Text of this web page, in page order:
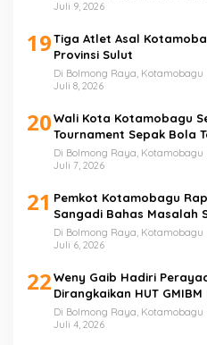
Juli 9, 2026
19Tiga Atlet Asal
Provinsi Sulut
Di Bolmong Raya, Kotamobagu
Juli 8, 2026
20Wali Kota Kotamobagu
Tournament Sepak Bola
Di Bolmong Raya, Kotamobagu
Juli 7, 2026
21 Pemkot Kotamobagu
Sangadi Bahas Masalah
Di Bolmong Raya, Kotamobagu
Juli 6, 2026
22Weny Gaib Hadiri
Dirangkaikan HUT
Di Bolmong Raya, Kotamobagu
Juli 4, 2026